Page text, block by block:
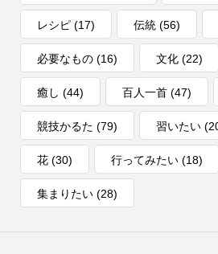
レシピ(17) 伝統(56)
必要なもの(16) 文化(22)
癒し (44) 百人一首(47)
競技かるた (79) 習いたい
花(30) 行ってみたい(18)
集まりたい(28)